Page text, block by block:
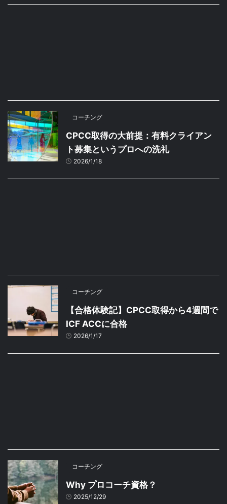
コーチング
CPCC取得の大前提：有料クライアン
ト募集というプロへの洗礼
2026/1/18
コーチング
【合格体験記】CPCC取得から4週間で
ICF ACCに合格
2026/1/17
コーチング
Why プロコーチ資格？
2025/12/29